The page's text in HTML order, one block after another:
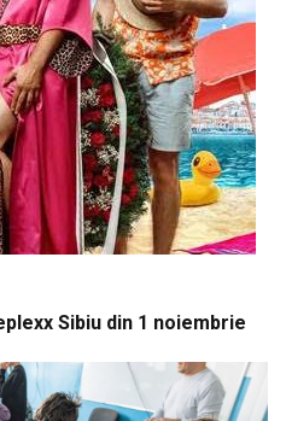
Sibiu din 1 noiembrie